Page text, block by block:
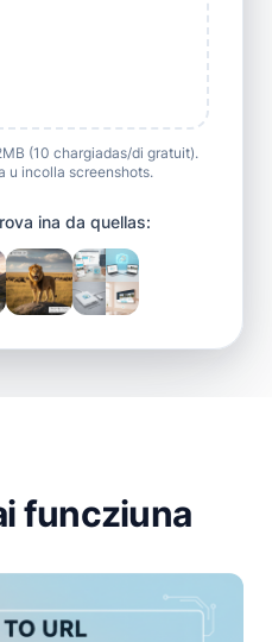
(10 chargiadas/di gratuit).
u incolla screenshots.
ina da quellas:
funcziuna